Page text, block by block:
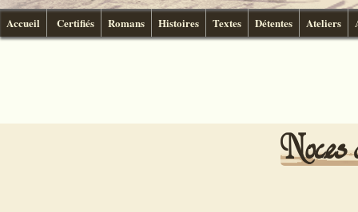
Accueil Certifiés Romans Histoires Textes Détentes Ateliers
Noces